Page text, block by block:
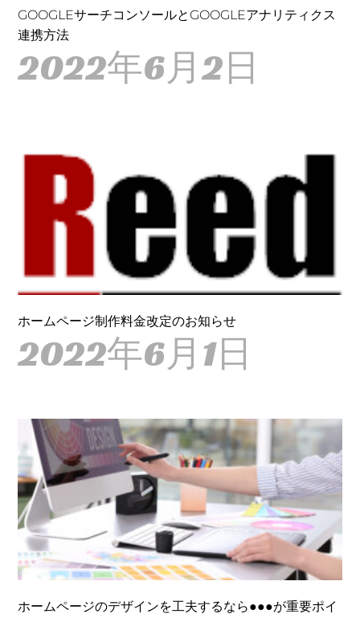
GOOGLEサーチコンソールとGOOGLEアナリティクス
連携方法
2022年6月2日
ホームページ制作料金改定のお知らせ
2022年6月1日
ホームページのデザインを工夫するなら●●●が重要ポイ